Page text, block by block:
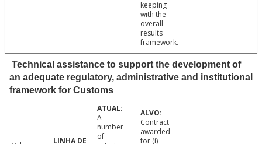
keeping
with the
overall
results
framework.
Technical assistance to support the development of
an adequate regulatory, administrative and institutional
framework for Customs
A
number
of
Contract
awarded
for (i)